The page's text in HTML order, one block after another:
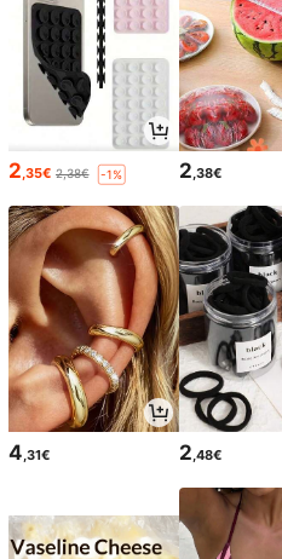
2,35€ 2,38€ -1% 2,38€
4 ,31€ 2 ,48€